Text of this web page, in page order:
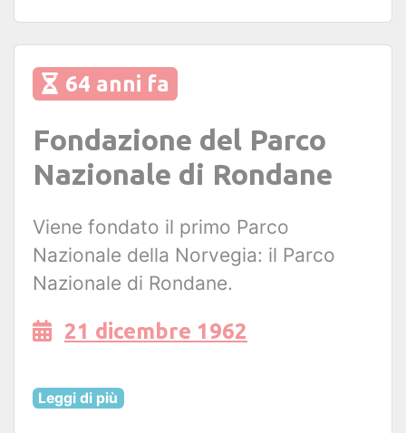
64 anni fa
Fondazione del Parco
Nazionale di Rondane
Viene fondato il primo Parco
Nazionale della Norvegia: il Parco
Nazionale di Rondane.
21 dicembre 1962
Leggi di più